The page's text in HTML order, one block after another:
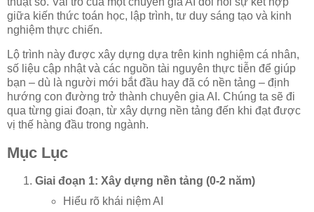
giữa kiến thức toán học, lập trình, tư duy sáng tạo và kinh
nghiệm thực chiến.
Lộ trình này được xây dựng dựa trên kinh nghiệm cá nhân,
số liệu cập nhật và các nguồn tài nguyên thực tiễn để giúp
bạn – dù là người mới bắt đầu hay đã có nền tảng – định
hướng con đường trở thành chuyên gia AI. Chúng ta sẽ đi
qua từng giai đoạn, từ xây dựng nền tảng đến khi đạt được
vị thế hàng đầu trong ngành.
Mục Lục
Giai đoạn 1: Xây dựng nền tảng (0-2 năm)
Hiểu rõ khái niệm AI